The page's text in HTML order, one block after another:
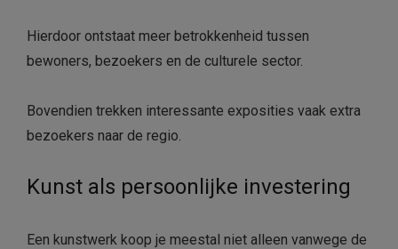
Hierdoor ontstaat meer betrokkenheid tussen
bewoners, bezoekers en de culturele sector.
Bovendien trekken interessante exposities vaak extra
bezoekers naar de regio.
Kunst als persoonlijke investering
Een kunstwerk koop je meestal niet alleen vanwege de